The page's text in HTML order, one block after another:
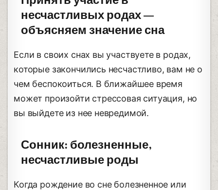
несчастливых родах —
объясняем значение сна
Если в своих снах вы участвуете в родах,
которые закончились несчастливо, вам не о
чем беспокоиться. В ближайшее время
может произойти стрессовая ситуация, но
вы выйдете из нее невредимой.
Сонник: болезненные,
несчастливые роды
Когда рождение во сне болезненное или